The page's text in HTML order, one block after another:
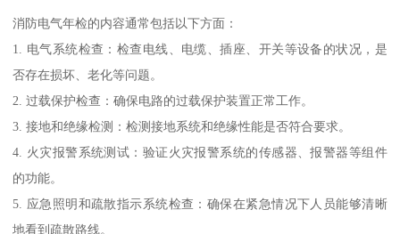
消防电气年检的内容通常包括以下方面：
1. 电气系统检查：检查电线、电缆、插座、开关等设备的状况，是
否存在损坏、老化等问题。
2. 过载保护检查：确保电路的过载保护装置正常工作。
3. 接地和绝缘检测：检测接地系统和绝缘性能是否符合要求。
4. 火灾报警系统测试：验证火灾报警系统的传感器、报警器等组件
的功能。
5. 应急照明和疏散指示系统检查：确保在紧急情况下人员能够清晰
地看到疏散路线。